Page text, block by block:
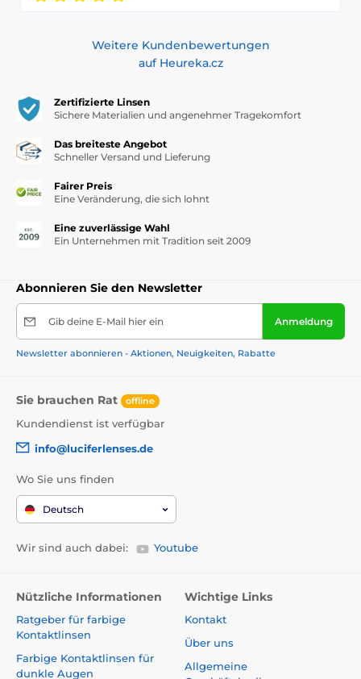
Weitere Kundenbewertungen
auf Heureka.cz
Zertifizierte Linsen
Sichere Materialien und angenehmer Tragekomfort
Das breiteste Angebot
Schneller Versand und Lieferung
Fairer Preis
Eine Veränderung, die sich lohnt
Eine zuverlässige Wahl
Ein Unternehmen mit Tradition seit 2009
Abonnieren Sie den Newsletter
Gib deine E-Mail hier ein Anmeldung
Newsletter abonnieren - Aktionen, Neuigkeiten, Rabatte
Sie brauchen Rat offline
Kundendienst ist verfügbar
info@luciferlenses.de
Wo Sie uns finden
Deutsch
Wir sind auch dabei: Youtube
Nützliche Informationen
Ratgeber für farbige
Kontaktlinsen
Farbige Kontaktlinsen für
dunkle Augen
Wichtige Links
Kontakt
Über uns
Allgemeine